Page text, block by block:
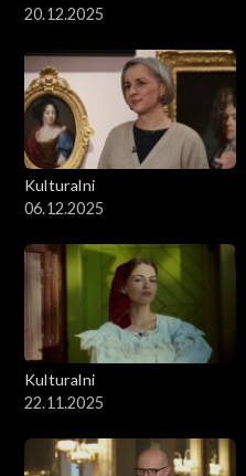
20.12.2025
Kulturalni
06.12.2025
Kulturalni
22.11.2025